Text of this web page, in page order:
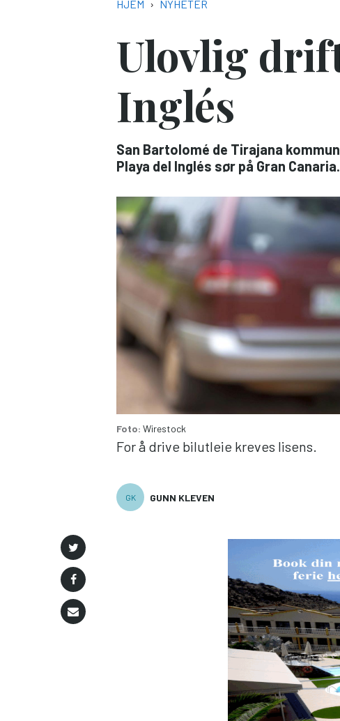
NAVIGASJONSSTI
HJEM NYHETER
Ulovlig
Inglés
San Bartolomé de Tirajana
Playa del Inglés sør på Gran Canaria.
Foto: Wirestock
For å drive bilutleie kreves lisens.
GK GUNN KLEVEN